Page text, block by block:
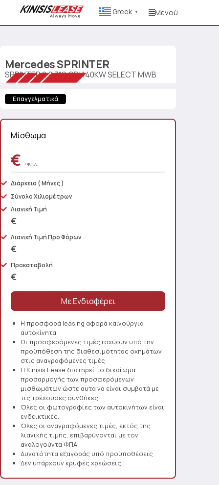
Greek ▼ Μενού
MercedesSPRINTER
SPRINTER 2.0 319 CDI 140KW SELECT MWB
Επαγγελματικά
Μίσθωμα
€ + Φ.Π.Α.
Διάρκεια ( Μήνες )
Σύνολο Χιλιομέτρων
Λιανική Τιμή
€
Λιανική Τιμή Προ Φόρων
€
Προκαταβολή
€
Η προσφορά leasing αφορά καινούργια
αυτοκίνητα.
Οι προσφερόμενες τιμές ισχύουν υπό την
προϋπόθεση της διαθεσιμότητας οχημάτων
στις αναγραφόμενες τιμές
Η Kinisis Lease διατηρεί το δικαίωμα
προσαρμογής των προσφερόμενων
μισθωμάτων ώστε αυτά να είναι συμβατά με
τις τρέχουσες συνθήκες.
Όλες οι φωτογραφίες των αυτοκινήτων είναι
ενδεικτικές.
Όλες οι αναγραφόμενες τιμές, εκτός της
λιανικής τιμής, επιβαρύνονται με τον
αναλογούντα ΦΠΑ.
Δυνατότητα εξαγοράς υπό προϋποθέσεις
Δεν υπάρχουν κρυφές χρεώσεις.